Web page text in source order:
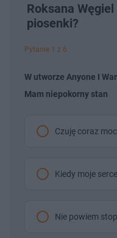
Roksana
piosenki?
Pytanie 1 z 6
W utworze Anyone I
Mam niepokorny stan
Czuję coraz
Kiedy moje
Nie powiem